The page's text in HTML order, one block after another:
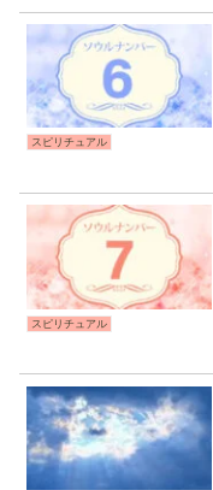
スピリチュアル
スピリチュアル